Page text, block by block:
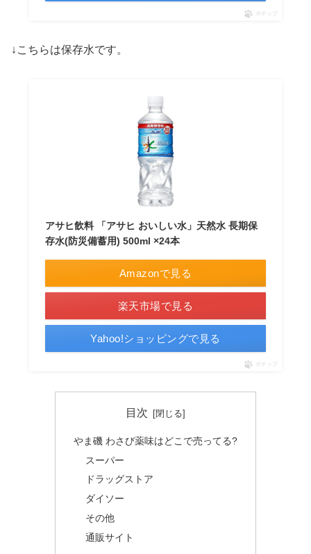
ポチップ
↓こちらは保存水です。
アサヒ飲料 「アサヒ おいしい水」天然水 長期保
存水(防災備蓄用) 500ml ×24本
Amazonで見る
楽天市場で見る
Yahoo!ショッピングで見る
ポチップ
目次
やま磯 わさび薬味はどこで売ってる?
スーパー
ドラッグストア
ダイソー
その他
通販サイト